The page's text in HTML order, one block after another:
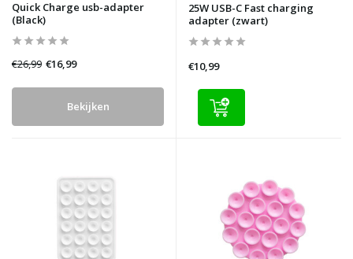
Quick Charge usb-adapter
(Black)
€26,99 €16,99
Bekijken
25W USB-C Fast charging
adapter (zwart)
€10,99